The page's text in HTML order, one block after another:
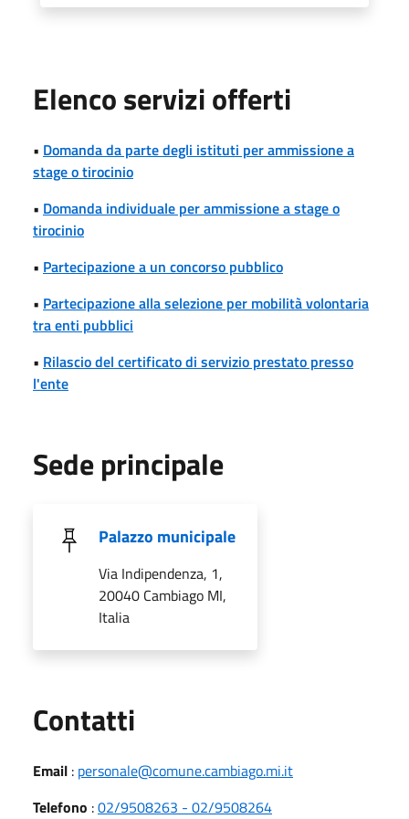
Elenco servizi offerti
• Domanda da parte degli istituti per ammissione a
stage o tirocinio
• Domanda individuale per ammissione a stage o
tirocinio
• Partecipazione a un concorso pubblico
• Partecipazione alla selezione per mobilità volontaria
tra enti pubblici
• Rilascio del certificato di servizio prestato presso
l'ente
Sede principale
Palazzo municipale
Via Indipendenza, 1,
20040 Cambiago MI,
Italia
Contatti
Email : personale@comune.cambiago.mi.it
Telefono :02/9508263 - 02/9508264